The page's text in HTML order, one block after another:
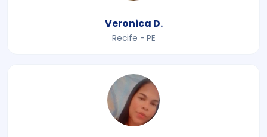
Veronica D.
Recife - PE